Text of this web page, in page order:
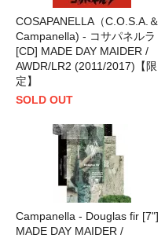
COSAPANELLA（C.O.S.A.＆
Campanella) - コサパネルラ
[CD] MADE DAY MAIDER /
AWDR/LR2 (2011/2017)【限
定】
SOLD OUT
Campanella - Douglas fir [7"]
MADE DAY MAIDER /